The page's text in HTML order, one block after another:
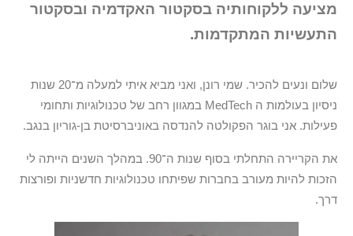
מציעה ללקוחותיה בסקטור האקדמיה ובסקטור
התעשיות המתקדמות.
שלום ונעים להכיר. שמי רונן, ואני מביא איתי למעלה מ־20 שנות
ניסיון בעולמות ה MedTech במגוון רחב של טכנולוגיות ותחומי
פעילות. אני בוגר הפקולטה להנדסה באוניברסיטת בן-גוריון בנגב.
את הקריירה התחלתי בסוף שנות ה־90. במהלך השנים הייתה לי
הזכות להיות מעורב בחברות שפיתחו טכנולוגיות חדשניות ופורצות
דרך.